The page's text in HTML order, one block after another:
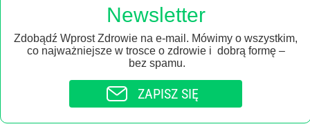
Newsletter
Zdobądź Wprost Zdrowie na e-mail. Mówimy o wszystkim,
co najważniejsze w trosce o zdrowie i dobrą formę –
bez spamu.
ZAPISZ SIĘ